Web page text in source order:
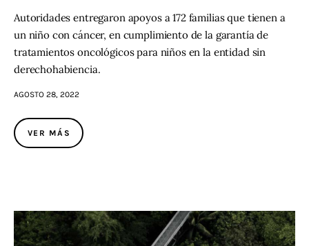
Autoridades entregaron apoyos a 172 familias que tienen a
un niño con cáncer, en cumplimiento de la garantía de
tratamientos oncológicos para niños en la entidad sin
derechohabiencia.
AGOSTO 28, 2022
VER MÁS